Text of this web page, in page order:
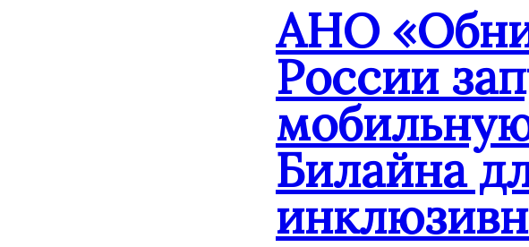
АНО
России
Билайна